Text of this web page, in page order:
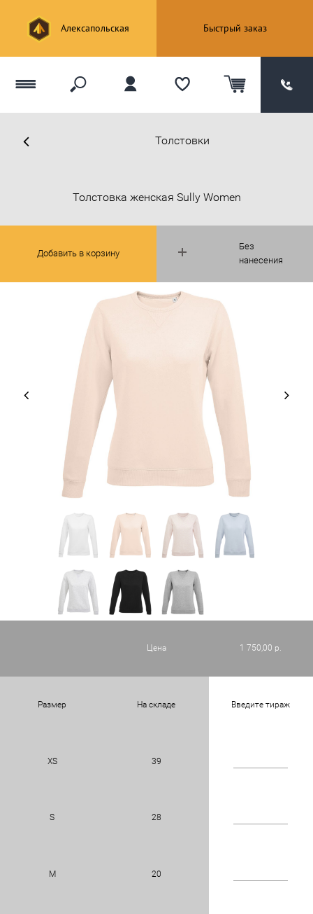
Алексапольская Быстрый заказ
Толстовки
Без
нанесения
Толстовка женская Sully Women
Добавить в корзину
Цена 1 750,00 р.
Размер На складе Введите тираж
XS 39
S 28
M 20